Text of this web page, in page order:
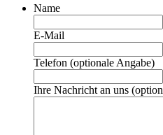
Name
E-Mail
Telefon (optionale Angabe)
Ihre Nachricht an uns